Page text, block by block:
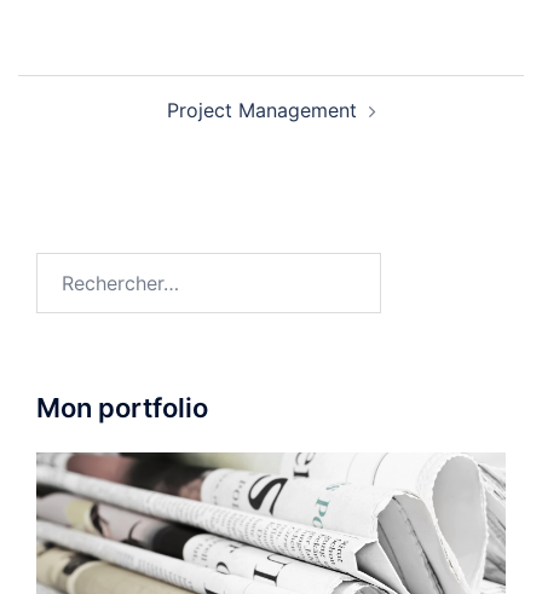
Project Management
Mon portfolio